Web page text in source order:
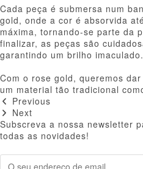
Cada peça é submersa num
gold, onde a cor é absorvida
máxima, tornando-se parte da
finalizar, as peças são
garantindo um brilho imaculado.
Com o rose gold, queremos
um material tão tradicional
Previous
Next
Subscreva a nossa newsletter
todas as novidades!